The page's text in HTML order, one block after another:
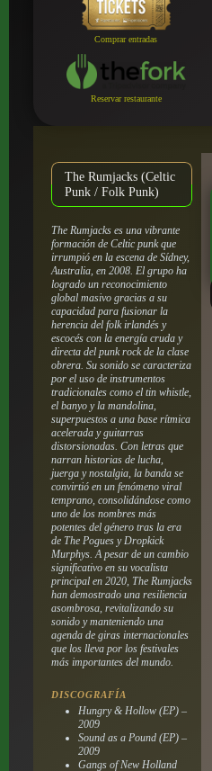
Comprar entradas
Reservar restaurante
The Rumjacks (Celtic
Punk / Folk Punk)
The Rumjacks es una vibrante
formación de Celtic punk que
irrumpió en la escena de Sídney,
Australia, en 2008. El grupo ha
logrado un reconocimiento
global masivo gracias a su
capacidad para fusionar la
herencia del folk irlandés y
escocés con la energía cruda y
directa del punk rock de la clase
obrera. Su sonido se caracteriza
por el uso de instrumentos
tradicionales como el tin whistle,
el banyo y la mandolina,
superpuestos a una base rítmica
acelerada y guitarras
distorsionadas. Con letras que
narran historias de lucha,
juerga y nostalgia, la banda se
convirtió en un fenómeno viral
temprano, consolidándose como
uno de los nombres más
potentes del género tras la era
de The Pogues y Dropkick
Murphys. A pesar de un cambio
significativo en su vocalista
principal en 2020, The Rumjacks
han demostrado una resiliencia
asombrosa, revitalizando su
sonido y manteniendo una
agenda de giras internacionales
que los lleva por los festivales
más importantes del mundo.
DISCOGRAFÍA
Hungry & Hollow (EP) –
2009
Sound as a Pound (EP) –
2009
Gangs of New Holland